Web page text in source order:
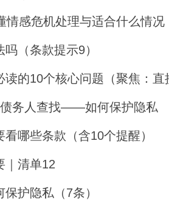
情感危机处理与适合什么情况
（条款提示9）
的10个核心问题（聚焦：直
务人查找——如何保护隐私
哪些条款（含10个提醒）
｜清单12
护隐私（7条）